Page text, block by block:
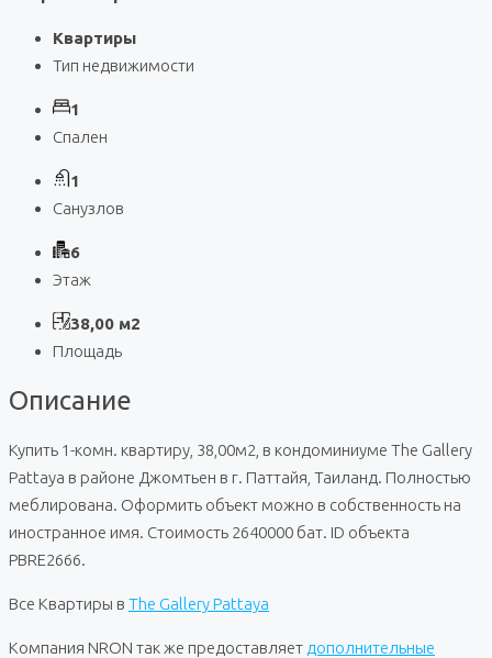
Квартиры
Тип недвижимости
1
Спален
1
Санузлов
6
Этаж
38,00 м2
Площадь
Описание
Купить 1-комн. квартиру, 38,00м2, в кондоминиуме The Gallery
Pattaya в районе Джомтьен в г. Паттайя, Таиланд. Полностью
меблирована. Оформить объект можно в собственность на
иностранное имя. Стоимость 2640000 бат. ID объекта
PBRE2666.
Все Квартиры в The Gallery Pattaya
Компания NRON так же предоставляет дополнительные